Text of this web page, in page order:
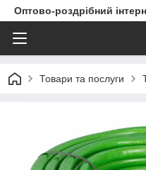
Оптово-роздрібний
Товари та послуги